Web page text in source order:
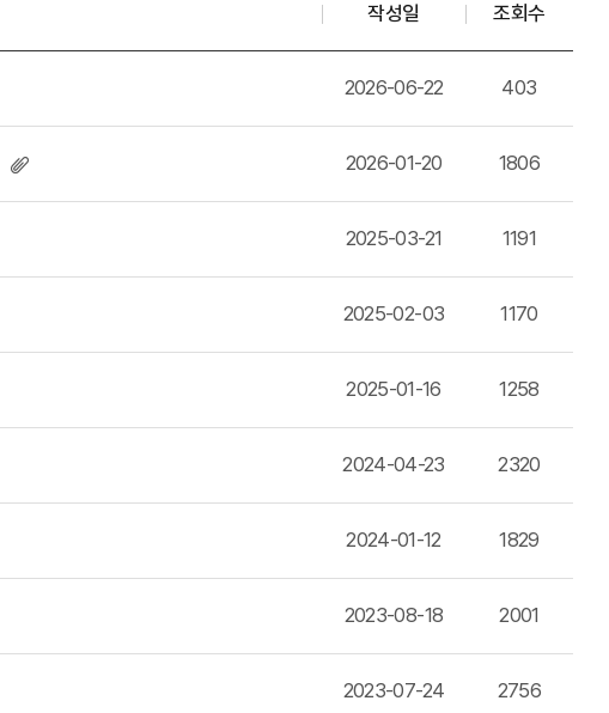
작성일 조회수
2026-06-22 403
2026-01-20 1806
2025-03-21 1191
2025-02-03 1170
2025-01-16 1258
2024-04-23 2320
2024-01-12 1829
2023-08-18 2001
2023-07-24 2756